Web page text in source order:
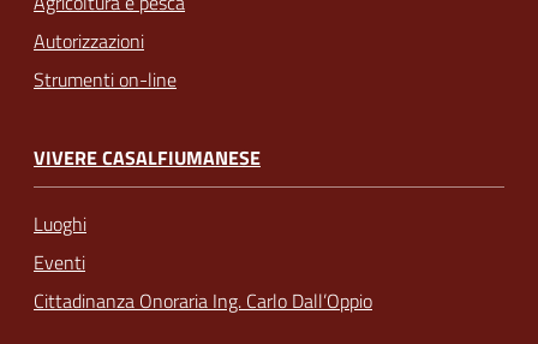
Autorizzazioni
Strumenti on-line
VIVERE CASALFIUMANESE
Luoghi
Eventi
Cittadinanza Onoraria Ing. Carlo Dall’Oppio